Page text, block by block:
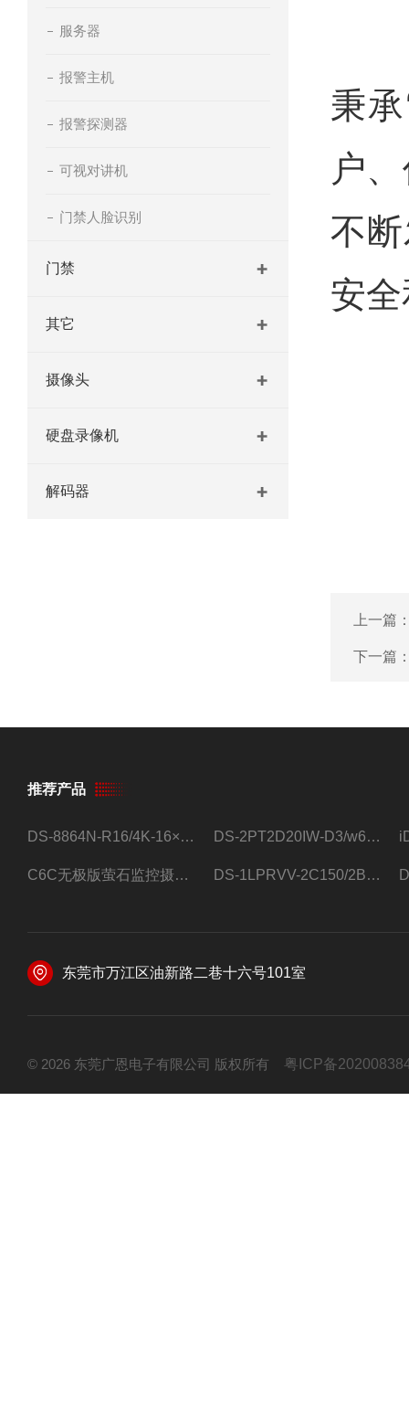
服务器
报警主机
报警探测器
可视对讲机
门禁人脸识别
门禁
其它
摄像头
硬盘录像机
解码器
秉
户
不
安
上一篇
下一篇
推荐产品
DS-8864N-R16/4K-16×4T/希捷16盘位录像机 DS-2PT2D20IW-D3/w64路高清硬盘录像机
C6C无极版萤石监控摄像头 DS-1LPRVV-2C150/2B监控室外夜视高清电源线护套线200米/卷
东莞市万江区油新路二巷十六号101室
© 2026 东莞广恩电子有限公司 版权所有 粤ICP备